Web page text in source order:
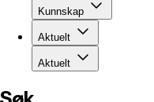
Kunnskap
Aktuelt
Aktuelt